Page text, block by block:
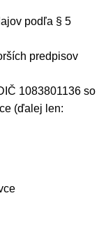
podľa § 5
predpisov
1083801136 so
(ďalej len: